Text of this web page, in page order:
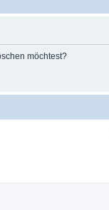
möchtest?